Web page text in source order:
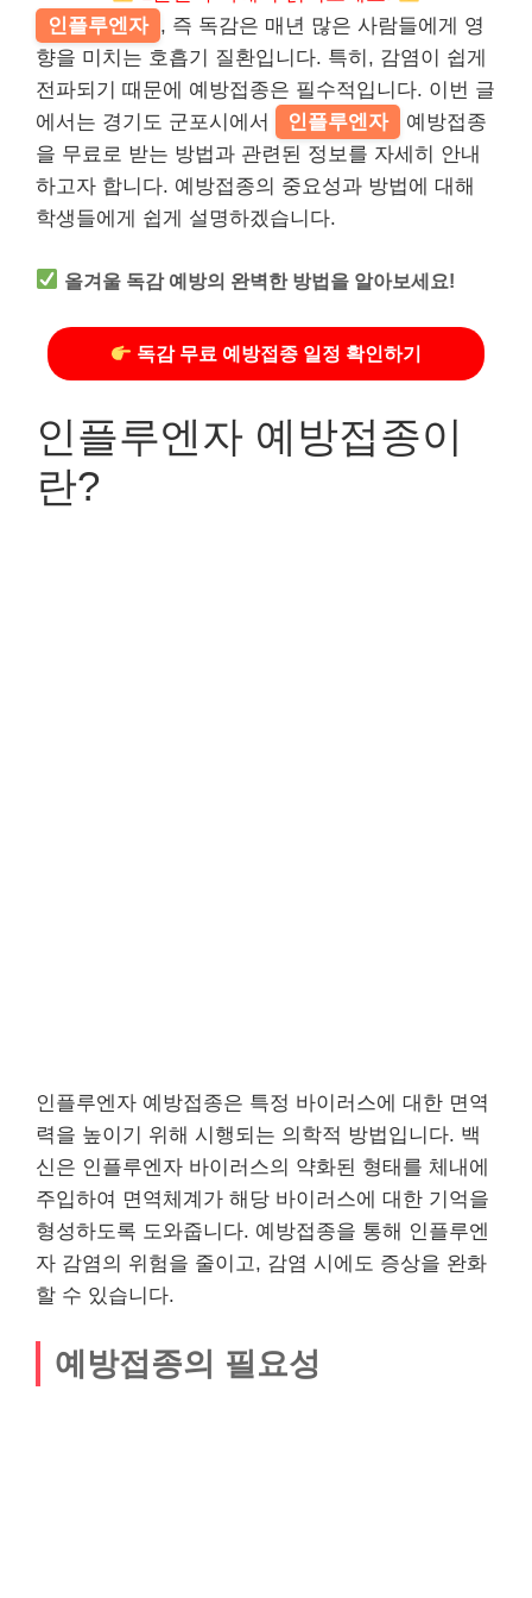
인플루엔자 , 즉 독감은 매년 많은 사람들에게 영
향을 미치는 호흡기 질환입니다. 특히, 감염이 쉽게
전파되기 때문에 예방접종은 필수적입니다. 이번 글
에서는 경기도 군포시에서
인플루엔자
예방접종
을 무료로 받는 방법과 관련된 정보를 자세히 안내
하고자 합니다. 예방접종의 중요성과 방법에 대해
학생들에게 쉽게 설명하겠습니다.
올겨울 독감 예방의 완벽한 방법을 알아보세요!
독감 무료 예방접종 일정 확인하기
인플루엔자 예방접종이
란?
인플루엔자 예방접종은 특정 바이러스에 대한 면역
력을 높이기 위해 시행되는 의학적 방법입니다. 백
신은 인플루엔자 바이러스의 약화된 형태를 체내에
주입하여 면역체계가 해당 바이러스에 대한 기억을
형성하도록 도와줍니다. 예방접종을 통해 인플루엔
자 감염의 위험을 줄이고, 감염 시에도 증상을 완화
할 수 있습니다.
예방접종의 필요성